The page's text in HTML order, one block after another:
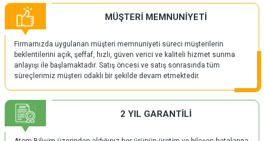
MÜŞTERİ MEMNUNİYETİ
Firmamızda uygulanan müşteri memnuniyeti süreci müşterilerin
beklentilerini açık, şeffaf, hızlı, güven verici ve kaliteli hizmet sunma
anlayışı ile başlamaktadır. Satış öncesi ve satış sonrasında tüm
süreçlerimiz müşteri odaklı bir şekilde devam etmektedir.
2 YIL GARANTİLİ